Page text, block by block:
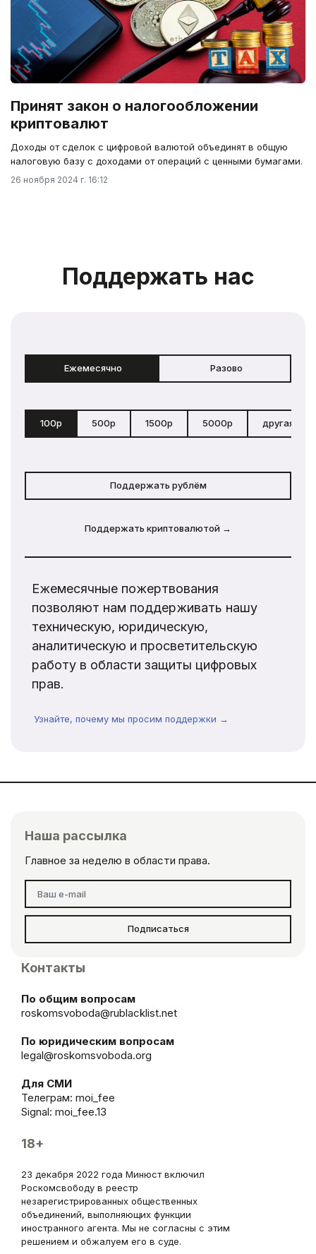
Принят закон о налогообложении
криптовалют
Доходы от сделок с цифровой валютой объединят в общую
налоговую базу с доходами от операций с ценными бумагами.
26 ноября 2024 г. 16:12
Поддержать нас
Ежемесячно Разово
100р 500р 1500р 5000р другая
Поддержать рублём
Поддержать криптовалютой →
Ежемесячные пожертвования
позволяют нам поддерживать нашу
техническую, юридическую,
аналитическую и просветительскую
работу в области защиты цифровых
прав.
Узнайте, почему мы просим поддержки →
Наша рассылка
Главное за неделю в области права.
Подписаться
Контакты
По общим вопросам
roskomsvoboda@rublacklist.net
По юридическим вопросам
legal@roskomsvoboda.org
Для СМИ
Телеграм: moi_fee
Signal: moi_fee.13
18+
23 декабря 2022 года Минюст включил
Роскомсвободу в реестр
незарегистрированных общественных
объединений, выполняющих функции
иностранного агента. Мы не согласны с этим
решением и обжалуем его в суде.